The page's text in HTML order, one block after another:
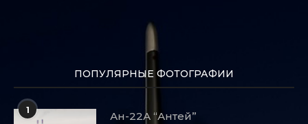
ПОПУЛЯРНЫЕ ФОТОГРАФИИ
1
Ан-22А “Антей”